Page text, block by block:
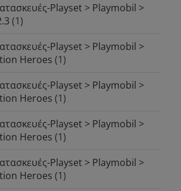
Playset > Playmobil >
(1)
Playset > Playmobil >
Heroes (1)
Playset > Playmobil >
Heroes (1)
Playset > Playmobil >
Heroes (1)
Playset > Playmobil >
Heroes (1)